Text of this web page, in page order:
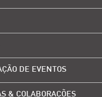
DE EVENTOS
& COLABORAÇÕES